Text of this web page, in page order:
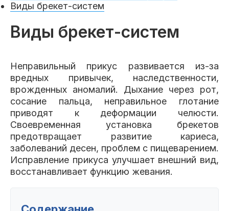
Услуги
Имплантация Протезирование Виниры
Клиники
Цены
Виды брекет-систем
Виды брекет-систем
Неправильный прикус развивается из-за
вредных привычек, наследственности,
врожденных аномалий. Дыхание через рот,
сосание пальца, неправильное глотание
приводят к деформации челюсти.
Своевременная установка брекетов
предотвращает развитие кариеса,
заболеваний десен, проблем с пищеварением.
Исправление прикуса улучшает внешний вид,
восстанавливает функцию жевания.